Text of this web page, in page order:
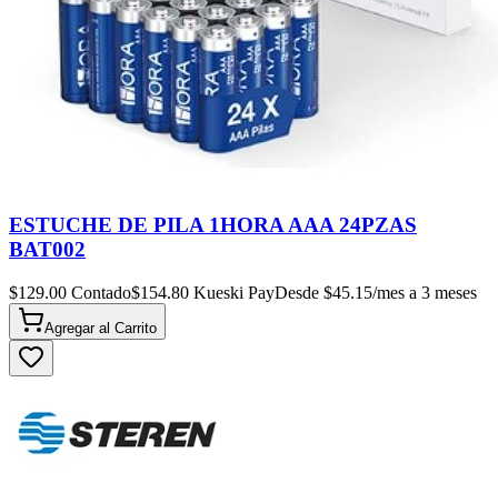
ESTUCHE DE PILA 1HORA AAA 24PZAS
BAT002
$129.00 Contado$154.80 Kueski PayDesde $45.15/mes a 3 meses
Agregar al Carrito